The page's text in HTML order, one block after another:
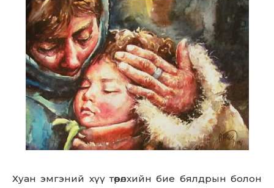
Хуан эмгэний хүү төрөлхийн бие бялдрын болон